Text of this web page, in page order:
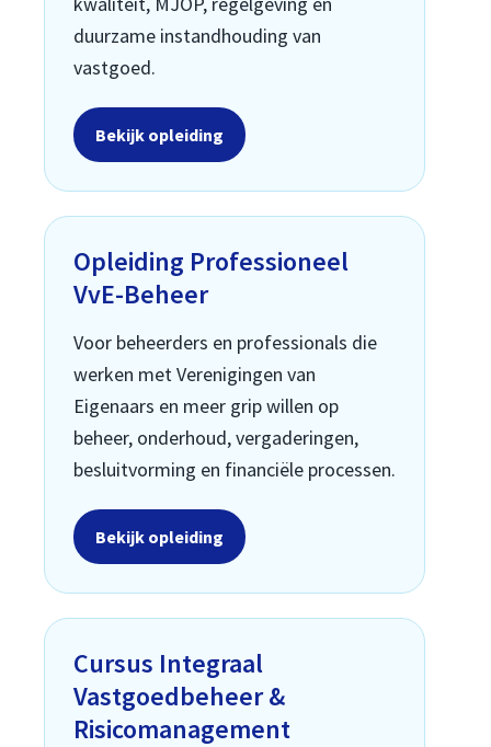
duurzame instandhouding van
vastgoed.
Bekijk opleiding
Opleiding Professioneel
VvE-Beheer
Voor beheerders en professionals die
werken met Verenigingen van
Eigenaars en meer grip willen op
beheer, onderhoud, vergaderingen,
besluitvorming en financiële processen.
Bekijk opleiding
Cursus Integraal
Vastgoedbeheer &
Risicomanagement